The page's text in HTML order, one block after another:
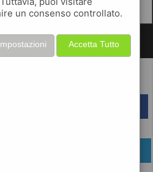
un consenso controllato.
Accetta Tutto